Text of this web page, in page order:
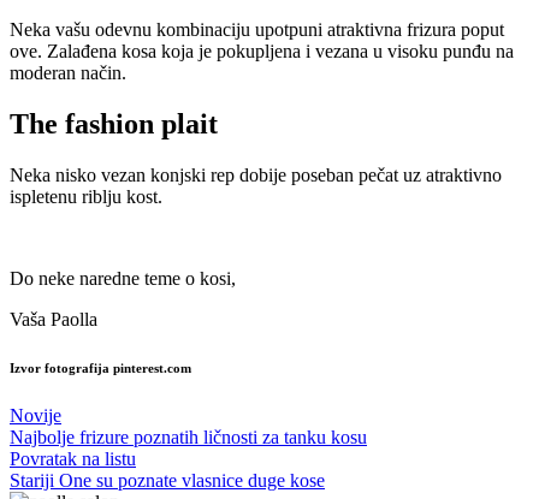
Neka vašu odevnu kombinaciju upotpuni atraktivna frizura poput
ove. Zalađena kosa koja je pokupljena i vezana u visoku punđu na
moderan način.
The fashion plait
Neka nisko vezan konjski rep dobije poseban pečat uz atraktivno
ispletenu riblju kost.
Do neke naredne teme o kosi,
Vaša Paolla
Izvor fotografija pinterest.com
Novije
Najbolje frizure poznatih ličnosti za tanku kosu
Povratak na listu
Stariji One su poznate vlasnice duge kose